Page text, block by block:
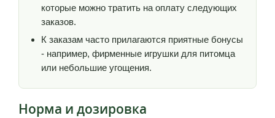
которые можно тратить на оплату следующих
заказов.
К заказам часто прилагаются приятные бонусы
- например, фирменные игрушки для питомца
или небольшие угощения.
Норма и дозировка